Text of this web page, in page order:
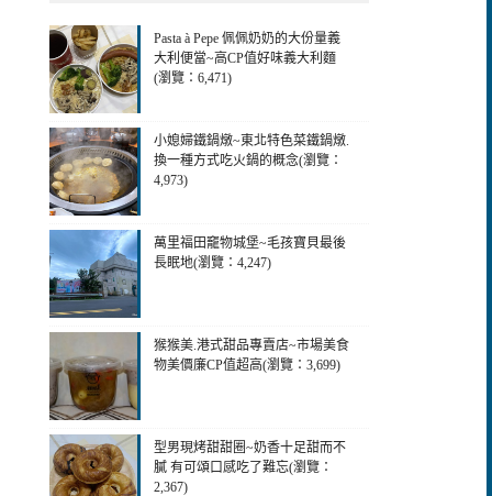
Pasta à Pepe 佩佩奶奶的大份量義
大利便當~高CP值好味義大利麵
(瀏覽：6,471)
小媳婦鐵鍋燉~東北特色菜鐵鍋燉.
換一種方式吃火鍋的概念(瀏覽：
4,973)
萬里福田竉物城堡~毛孩寶貝最後
長眠地(瀏覽：4,247)
猴猴美.港式甜品專賣店~市場美食
物美價廉CP值超高(瀏覽：3,699)
型男現烤甜甜圈~奶香十足甜而不
膩 有可頌口感吃了難忘(瀏覽：
2,367)